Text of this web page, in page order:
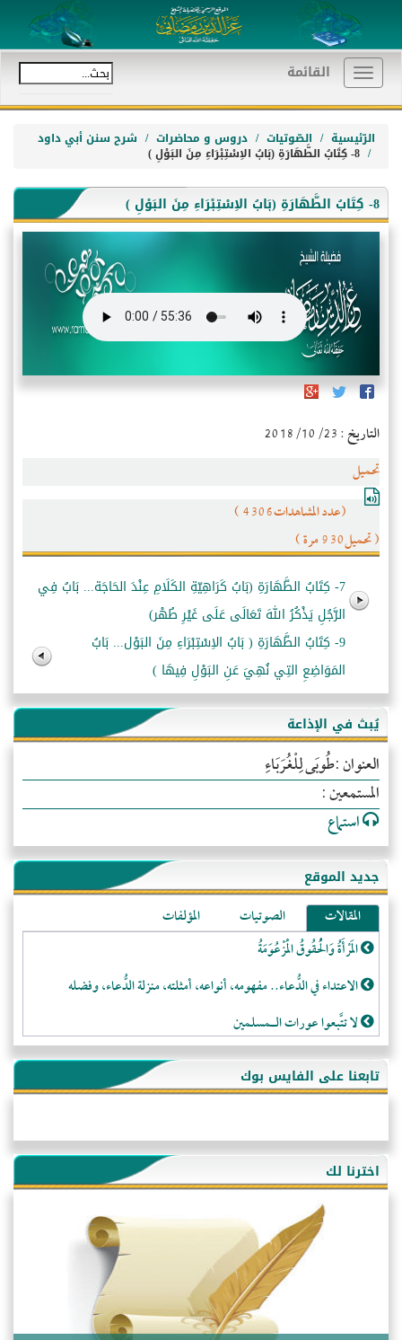
Toggle
navigation
القائمة
الرّئيسية الصّوتيات دروس و محاضرات شرح سنن أبي داود
8- كِتَابُ الطَّهَارَةِ (بَابُ الاِسْتِبْرَاءِ مِنَ البَوْلِ )
8- كِتَابُ الطَّهَارَةِ (بَابُ الاِسْتِبْرَاءِ مِنَ البَوْلِ )
التاريخ : 2018/10/23
تحميل
(عدد المشاهدات4306 )
( تحميل930 مرة )
7- كِتَابُ الطَّهَارَةِ (بَابُ كَرَاهِيّةِ الكَلَامِ عِنْدَ الحَاجَة... بَابُ فِي
الرَّجُلِ يَذْكُرُ اللهَ تَعَالَى عَلَى غَيْرِ طُهْر)
9- كِتَابُ الطَّهَارَةِ ( بَابُ الاِسْتِبْرَاءِ مِنَ البَوْل... بَابُ
المَوَاضِعِ التِي نُهِيَ عَنِ البَوْلِ فِيهَا )
يُبث في الإذاعة
العنوان :طُوبَى لِلْغُرَبَاءِ
المستمعين :
استماع
جديد الموقع
المقالات الصوتيات
المؤلفات
المَرْأَةُ وَالْحُقُوقُ الْمَزْعُوَمَةُ
الاعتداء في الدُّعاء.. مفهومه، أنواعه، أمثلته، منزلة الدُّعاء، وفضله
لا تتَّبعوا عورات الـمسلمين
فقه النَّصيحة عند الصَّحابة الكرام رضي الله عنهم
لَا عِزَّةَ إِلَّا بِالإِسْلَامِ
هذه سبيلنا فماذا تنقمون؟!
أُسُـسُ بَـيْـتِ الـمُسْـلِمِ
التَّعْلِيمُ القُرْآنِي
كلمة إلى إخواني السلفيين في الجزائر
تابعنا على الفايس بوك
اخترنا لك